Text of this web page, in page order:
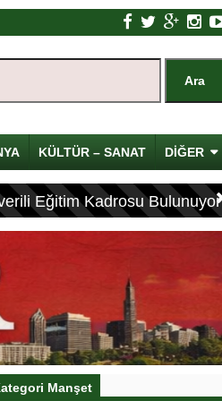
KÜLTÜR – SANAT DİĞER
Eğitim Kadrosu Bulunuyor
Manşet